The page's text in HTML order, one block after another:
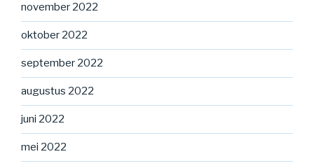
november 2022
oktober 2022
september 2022
augustus 2022
juni 2022
mei 2022